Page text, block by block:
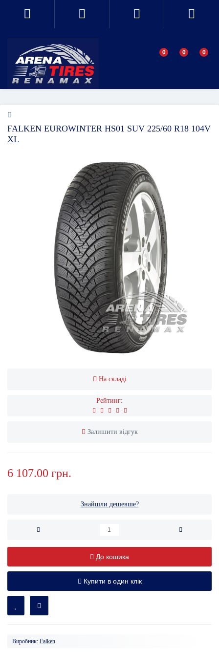
0 0 0
FALKEN EUROWINTER HS01 SUV 225/60 R18 104V
XL
На складі
Рейтинг:
Залишити відгук
6 107.00 грн.
Знайшли дешевше?
До кошика
Купити в один клік
Виробник: Falken